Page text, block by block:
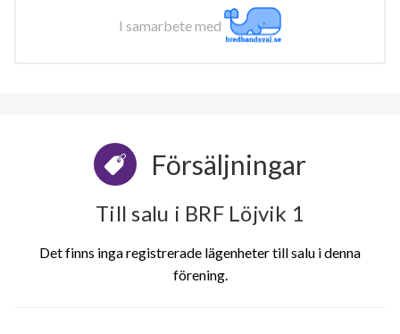
I samarbete med
Försäljningar
Till salu i BRF Löjvik 1
Det finns inga registrerade lägenheter till salu i denna
förening.